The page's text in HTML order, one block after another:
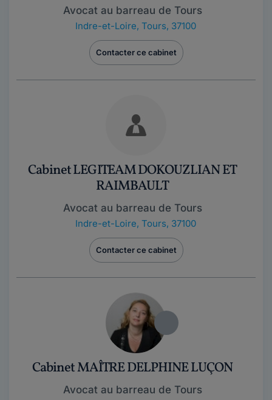
Avocat au barreau de Tours
Indre-et-Loire, Tours, 37100
Contacter ce cabinet
Cabinet LEGITEAM DOKOUZLIAN ET
RAIMBAULT
Avocat au barreau de Tours
Indre-et-Loire, Tours, 37100
Contacter ce cabinet
Cabinet MAÎTRE DELPHINE LUÇON
Avocat au barreau de Tours